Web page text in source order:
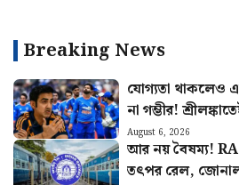
Breaking News
যোগ্যতা থাকলেও
না গম্ভীর!
ম্যাচ খেলবেন এই
August 6, 2026
আর নয় বৈষম্য! RAC
তৎপর রেল,